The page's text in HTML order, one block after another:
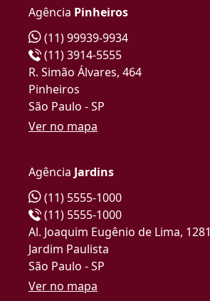
Agência Pinheiros
(11) 99939-9934
(11) 3914-5555
R. Simão Álvares, 464
Pinheiros
São Paulo - SP
Ver no mapa
Agência Jardins
(11) 5555-1000
(11) 5555-1000
Al. Joaquim Eugênio de Lima, 1281
Jardim Paulista
São Paulo - SP
Ver no mapa